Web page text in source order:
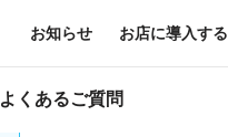
よくあるご質問
お知らせ お店に導入する